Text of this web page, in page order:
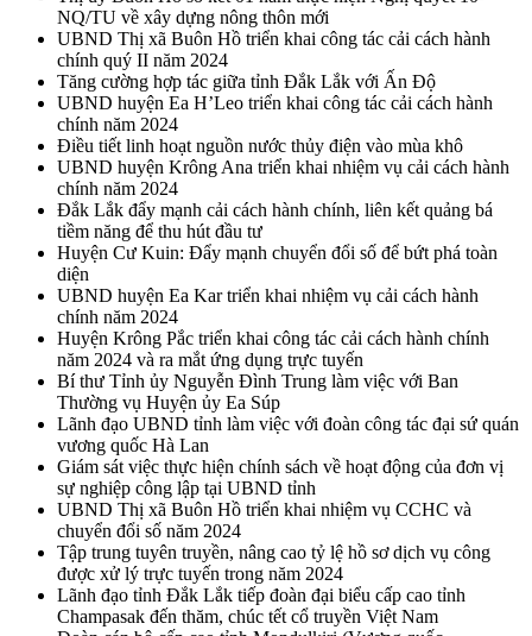
NQ/TU về xây dựng nông thôn mới
UBND Thị xã Buôn Hồ triển khai công tác cải cách hành
chính quý II năm 2024
Tăng cường hợp tác giữa tỉnh Đắk Lắk với Ấn Độ
UBND huyện Ea H’Leo triển khai công tác cải cách hành
chính năm 2024
Điều tiết linh hoạt nguồn nước thủy điện vào mùa khô
UBND huyện Krông Ana triển khai nhiệm vụ cải cách hành
chính năm 2024
Đắk Lắk đẩy mạnh cải cách hành chính, liên kết quảng bá
tiềm năng để thu hút đầu tư
Huyện Cư Kuin: Đẩy mạnh chuyển đổi số để bứt phá toàn
diện
UBND huyện Ea Kar triển khai nhiệm vụ cải cách hành
chính năm 2024
Huyện Krông Pắc triển khai công tác cải cách hành chính
năm 2024 và ra mắt ứng dụng trực tuyến
Bí thư Tỉnh ủy Nguyễn Đình Trung làm việc với Ban
Thường vụ Huyện ủy Ea Súp
Lãnh đạo UBND tỉnh làm việc với đoàn công tác đại sứ quán
vương quốc Hà Lan
Giám sát việc thực hiện chính sách về hoạt động của đơn vị
sự nghiệp công lập tại UBND tỉnh
UBND Thị xã Buôn Hồ triển khai nhiệm vụ CCHC và
chuyển đổi số năm 2024
Tập trung tuyên truyền, nâng cao tỷ lệ hồ sơ dịch vụ công
được xử lý trực tuyến trong năm 2024
Lãnh đạo tỉnh Đắk Lắk tiếp đoàn đại biểu cấp cao tỉnh
Champasak đến thăm, chúc tết cổ truyền Việt Nam